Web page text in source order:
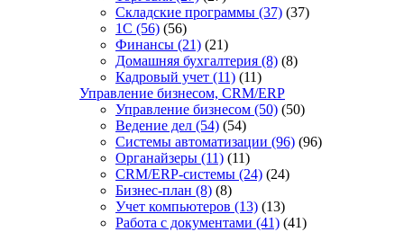
Складские программы (37) (37)
1С (56) (56)
Финансы (21) (21)
Домашняя бухгалтерия (8) (8)
Кадровый учет (11) (11)
Управление бизнесом, CRM/ERP
Управление бизнесом (50) (50)
Ведение дел (54) (54)
Системы автоматизации (96) (96)
Органайзеры (11) (11)
CRM/ERP-системы (24) (24)
Бизнес-план (8) (8)
Учет компьютеров (13) (13)
Работа с документами (41) (41)